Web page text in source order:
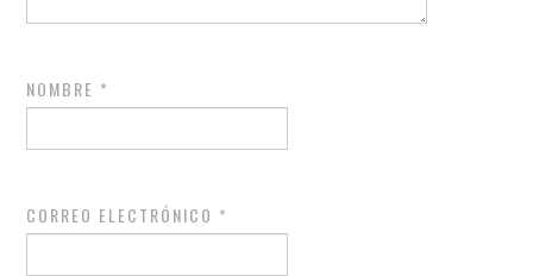
NOMBRE *
CORREO ELECTRÓNICO *